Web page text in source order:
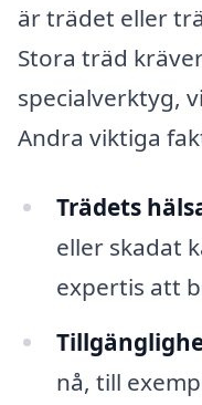
är trädet eller
Stora träd
specialverktyg,
Andra viktiga
Trädets
eller skadat
expertis att
nå, till